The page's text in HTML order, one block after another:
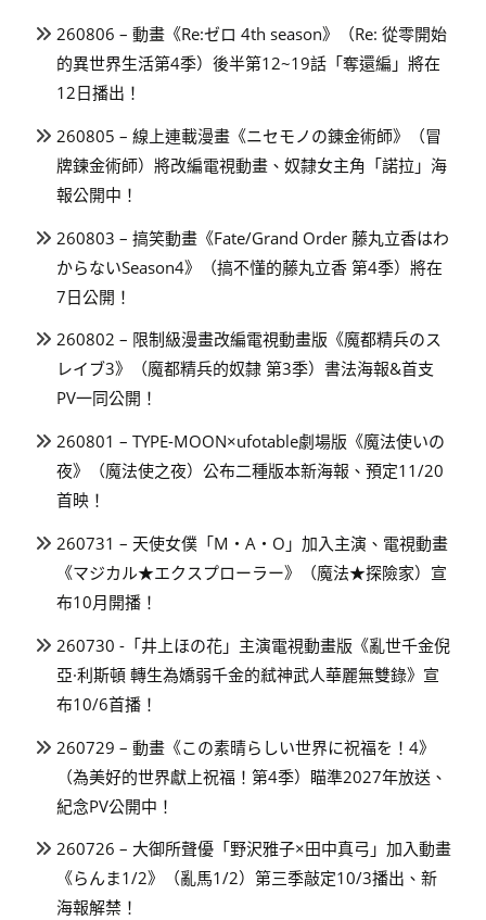
260806 – 動畫《Re:ゼロ 4th season》（Re: 從零開始
的異世界生活第4季）後半第12~19話「奪還編」將在
12日播出！
260805 – 線上連載漫畫《ニセモノの錬金術師》（冒
牌鍊金術師）將改編電視動畫、奴隸女主角「諾拉」海
報公開中！
260803 – 搞笑動畫《Fate/Grand Order 藤丸立香はわ
からないSeason4》（搞不懂的藤丸立香 第4季）將在
7日公開！
260802 – 限制級漫畫改編電視動畫版《魔都精兵のス
レイブ3》（魔都精兵的奴隸 第3季）書法海報&首支
PV一同公開！
260801 – TYPE-MOON×ufotable劇場版《魔法使いの
夜》（魔法使之夜）公布二種版本新海報、預定11/20
首映！
260731 – 天使女僕「M・A・O」加入主演、電視動畫
《マジカル★エクスプローラー》（魔法★探險家）宣
布10月開播！
260730 -「井上ほの花」主演電視動畫版《亂世千金倪
亞·利斯頓 轉生為嬌弱千金的弒神武人華麗無雙錄》宣
布10/6首播！
260729 – 動畫《この素晴らしい世界に祝福を！4》
（為美好的世界獻上祝福！第4季）瞄準2027年放送、
紀念PV公開中！
260726 – 大御所聲優「野沢雅子×田中真弓」加入動畫
《らんま1/2》（亂馬1/2）第三季敲定10/3播出、新
海報解禁！